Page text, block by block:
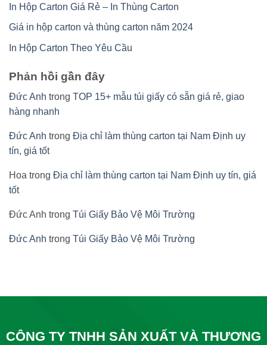
In Hộp Carton Giá Rẻ – In Thùng Carton
Giá in hộp carton và thùng carton năm 2024
In Hộp Carton Theo Yêu Cầu
Phản hồi gần đây
Đức Anh trong TOP 15+ mẫu túi giấy có sẵn giá rẻ, giao
hàng nhanh
Đức Anh trong Địa chỉ làm thùng carton tại Nam Định uy
tín, giá tốt
Hoa trong Địa chỉ làm thùng carton tại Nam Định uy tín, giá
tốt
Đức Anh trong Túi Giấy Bảo Vệ Môi Trường
Đức Anh trong Túi Giấy Bảo Vệ Môi Trường
CÔNG TY TNHH SẢN XUẤT VÀ THƯƠNG